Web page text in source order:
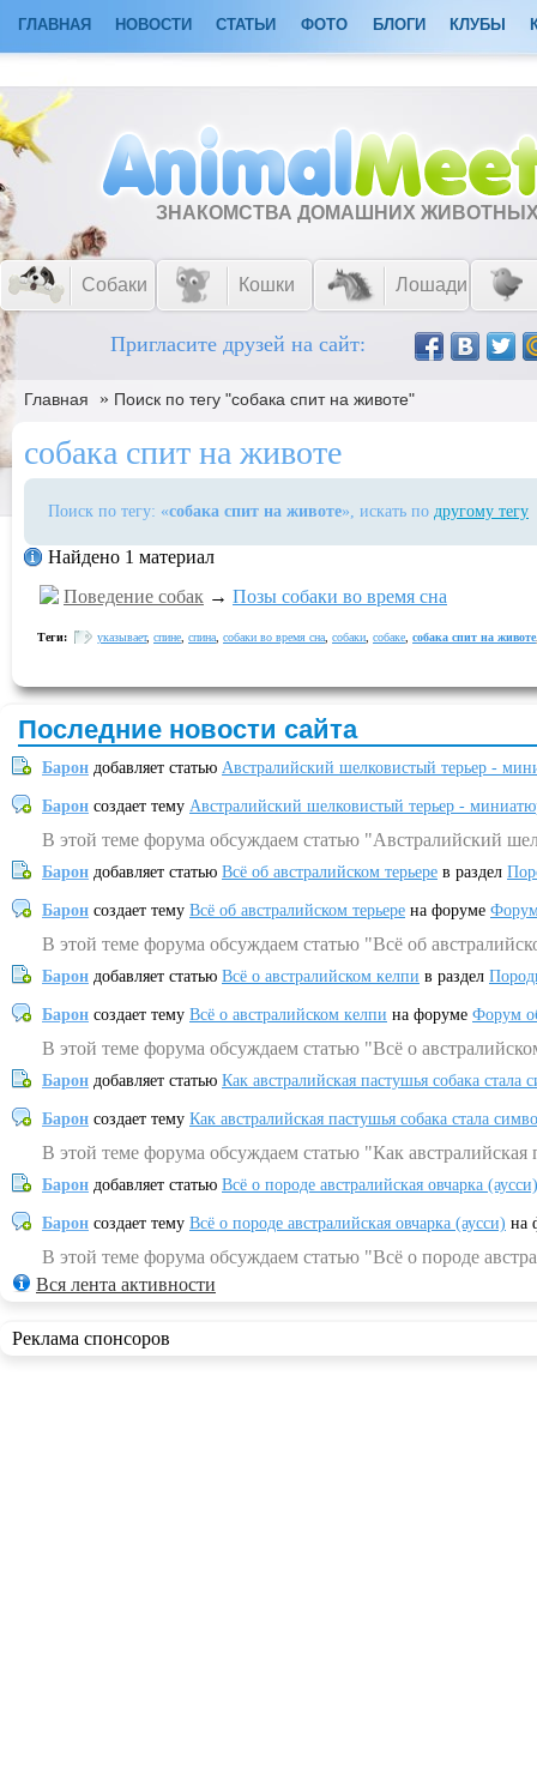
ГЛАВНАЯ НОВОСТИ СТАТЬИ ФОТО БЛОГИ КЛУБЫ
ЗНАКОМСТВА ДОМАШНИХ
Собаки Кошки Лошади
Пригласите друзей на сайт:
Главная » Поиск по тегу "собака спит на животе"
собака спит на животе
Поиск по тегу: «собака спит на животе», искать по другому тегу
Найдено 1 материал
Поведение собак → Позы собаки во время сна
Теги: указывает, спине спина собаки во время сна собаки собаке собака спит на животе
Последние новости сайта
Барон добавляет статью Австралийский шелковистый терьер -
Барон создает тему Австралийский шелковистый терьер -
В этой теме форума обсуждаем статью "Австралийский
Барон добавляет статью Всё об австралийском терьере в раздел
Барон создает тему Всё об австралийском терьере на форуме
В этой теме форума обсуждаем статью "Всё об
Барон добавляет статью Всё о австралийском келпи в раздел
Барон создает тему Всё о австралийском келпи на форуме Форум
В этой теме форума обсуждаем статью "Всё о
Барон добавляет статью Как австралийская пастушья собака
Барон создает тему Как австралийская пастушья собака стала
В этой теме форума обсуждаем статью "Как
Барон добавляет статью Всё о породе австралийская овчарка (аусси)
Барон создает тему Всё о породе австралийская овчарка (аусси) на
В этой теме форума обсуждаем статью "Всё о породе
Вся лента активности
Реклама спонсоров